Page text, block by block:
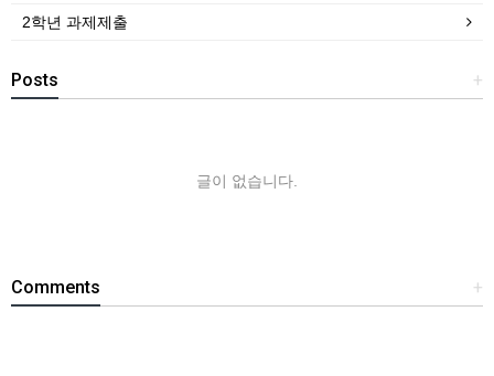
2학년 과제제출
+
Posts
글이 없습니다.
+
Comments